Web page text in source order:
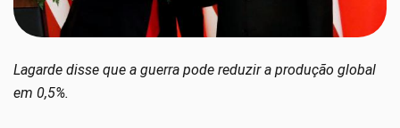
Lagarde disse que a guerra pode reduzir a produção global
em 0,5%.